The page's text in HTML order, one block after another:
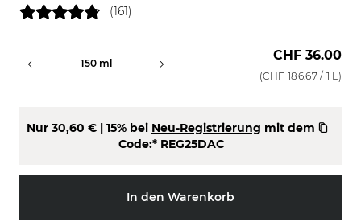
(161)
150 ml
CHF 36.00
(CHF 186.67/ 1 L)
Nur 30,60 € | 15% bei Neu-Registrierung mit dem
Code:* REG25DAC
In den Warenkorb